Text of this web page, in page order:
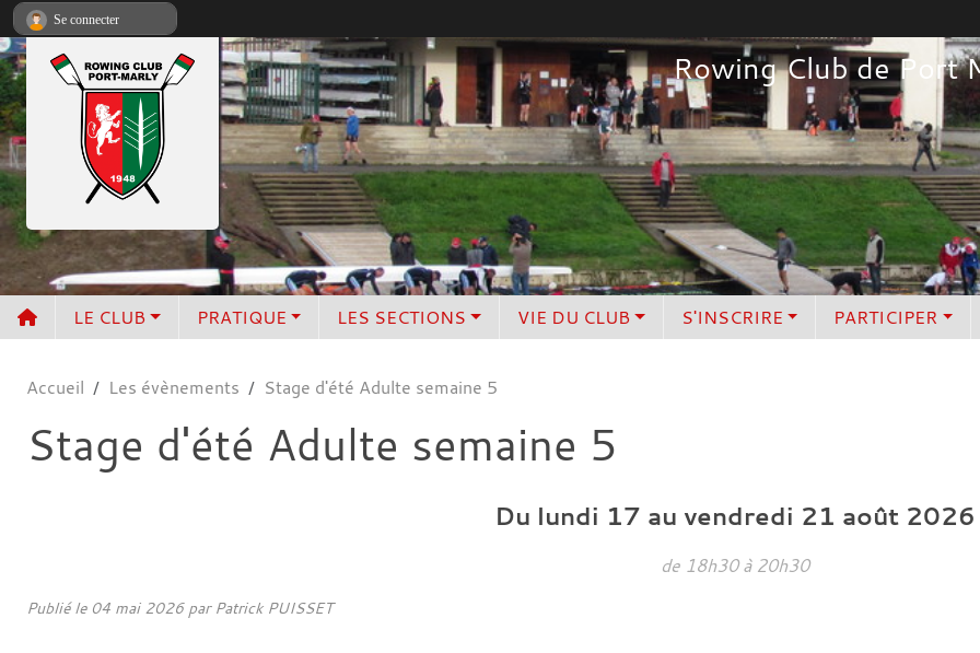
Rowing Club de Port
LE CLUB PRATIQUE LES SECTIONS VIE DU CLUB S'INSCRIRE PARTICIPER
Accueil Les évènements Stage d'été Adulte semaine 5
Stage d'été Adulte semaine 5
Du lundi 17 au vendredi 21 août 2026
de 18h30 à 20h30
Publié le 04 mai 2026par Patrick PUISSET
Se connecter
Panneau de gestion des cookies